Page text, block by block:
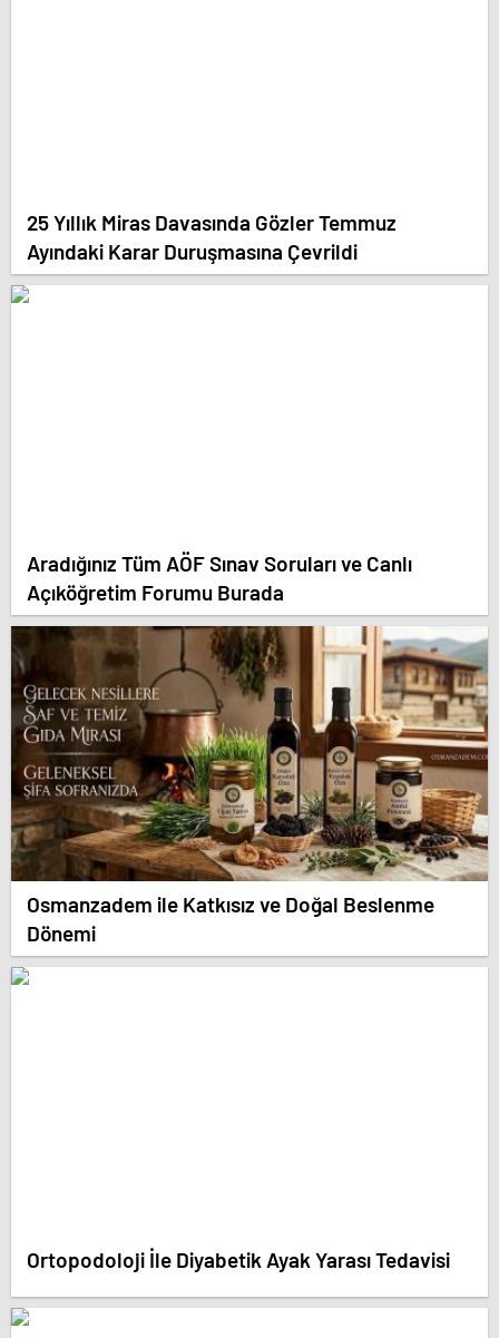
25 Yıllık Miras Davasında Gözler Temmuz
Ayındaki Karar Duruşmasına Çevrildi
Aradığınız Tüm AÖF Sınav Soruları ve Canlı
Açıköğretim Forumu Burada
Osmanzadem ile Katkısız ve Doğal Beslenme
Dönemi
Ortopodoloji İle Diyabetik Ayak Yarası Tedavisi